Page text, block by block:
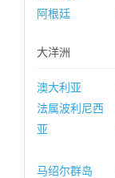
阿根廷
大洋洲
澳大利亚
法属波利尼西
亚
马绍尔群岛